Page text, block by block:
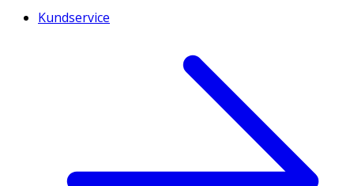
Kundservice